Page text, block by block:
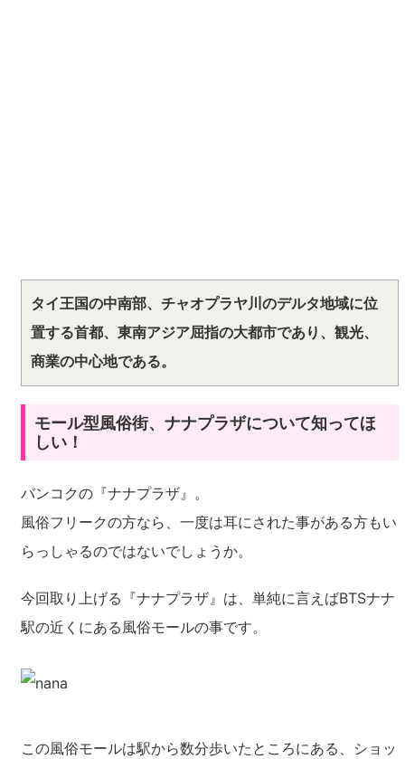
タイ王国の中南部、チャオプラヤ川のデルタ地域に位
置する首都、東南アジア屈指の大都市であり、観光、
商業の中心地である。
モール型風俗街、ナナプラザについて知ってほ
しい！
バンコクの『ナナプラザ』。
風俗フリークの方なら、一度は耳にされた事がある方もい
らっしゃるのではないでしょうか。
今回取り上げる『ナナプラザ』は、単純に言えばBTSナナ
駅の近くにある風俗モールの事です。
この風俗モールは駅から数分歩いたところにある、ショッ